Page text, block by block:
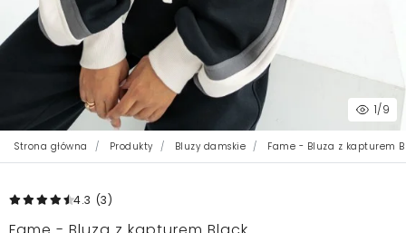
1/9
Strona główna Produkty Bluzy damskie Fame - Bluza z kapturem
4.3 (3)